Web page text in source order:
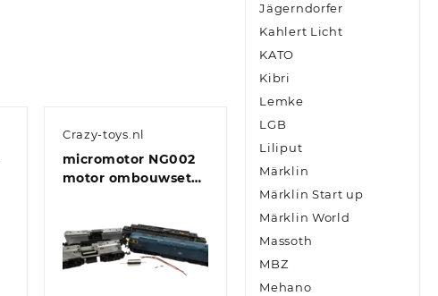
Crazy-toys.nl
micromotor NG002
motor ombouwset
37, 40, 43, 47, 50, 52,
55, 56, 57, 91, AEC
Railcar
Jägerndorfer
Kahlert Licht
KATO
Kibri
Lemke
LGB
Liliput
Märklin
Märklin Start up
Märklin World
Massoth
MBZ
Mehano